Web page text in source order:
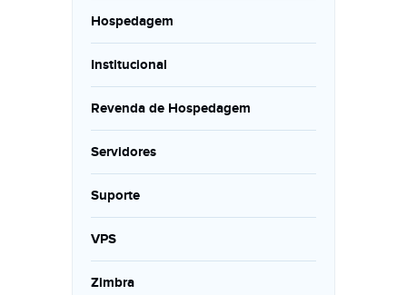
Hospedagem
Institucional
Revenda de Hospedagem
Servidores
Suporte
VPS
Zimbra